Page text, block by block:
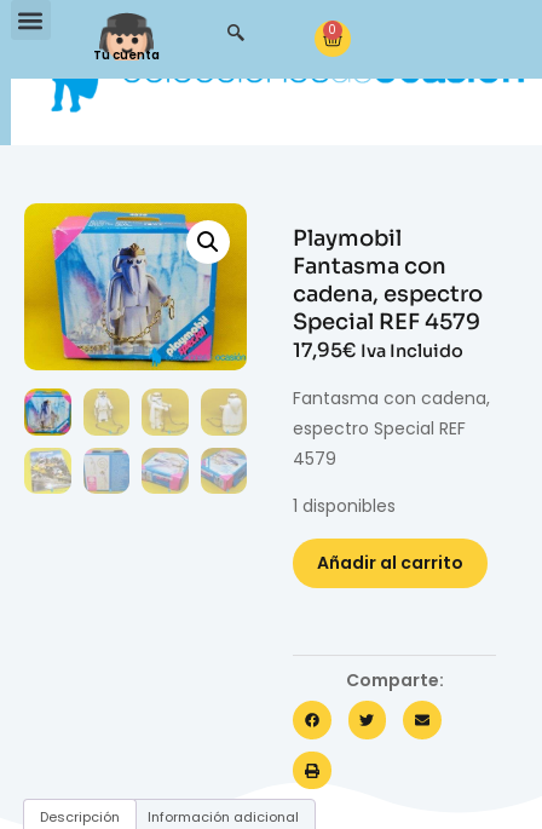
Tu cuenta
0
Playmobil
Fantasma con
cadena, espectro
Special REF 4579
17,95€ Iva Incluido
Fantasma con cadena,
espectro Special REF
4579
1 disponibles
Añadir al carrito
Comparte:
Descripción Información adicional